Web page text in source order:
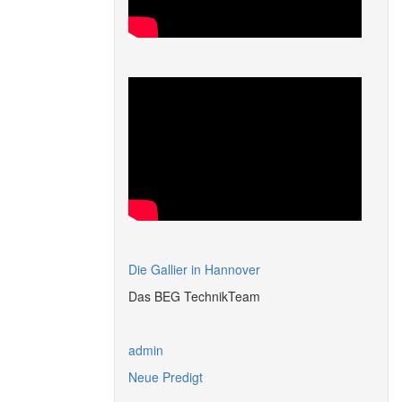
Die Gallier in Hannover
Das BEG TechnikTeam
admin
Neue Predigt